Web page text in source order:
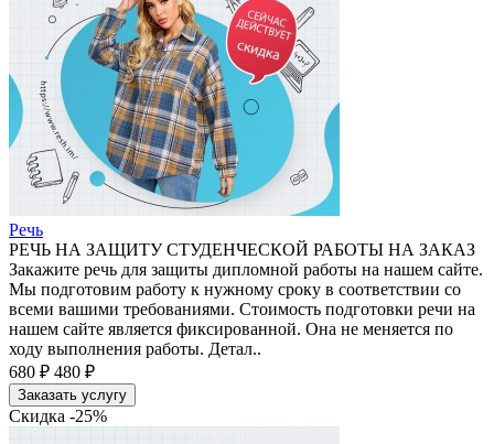
Речь
РЕЧЬ НА ЗАЩИТУ СТУДЕНЧЕСКОЙ РАБОТЫ НА ЗАКАЗ
Закажите речь для защиты дипломной работы на нашем сайте.
Мы подготовим работу к нужному сроку в соответствии со
всеми вашими требованиями. Стоимость подготовки речи на
нашем сайте является фиксированной. Она не меняется по
ходу выполнения работы. Детал..
680 ₽ 480 ₽
Заказать услугу
Скидка -25%